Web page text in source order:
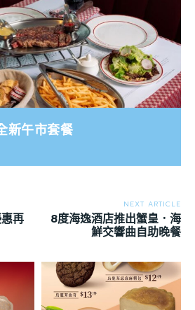
新午市套餐
再
NEXT ARTICLE
8度海逸酒店推出蟹皇．海
鮮交響曲自助晚餐